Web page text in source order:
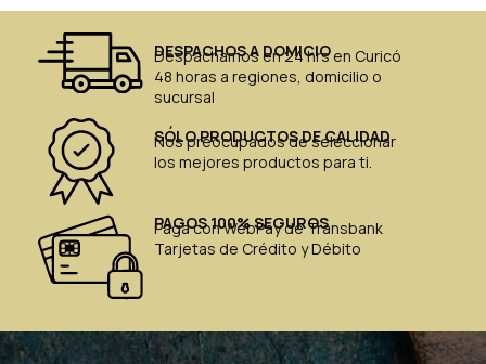
DESPACHOS A DOMICIO
Despachamos en 24 hrs en Curicó
48 horas a regiones, domicilio o
sucursal
SÓLO PRODUCTOS DE CALIDAD
Nos preocupados de seleccionar
los mejores productos para ti.
PAGOS 100% SEGUROS
Paga con WebPay de Transbank
Tarjetas de Crédito y Débito